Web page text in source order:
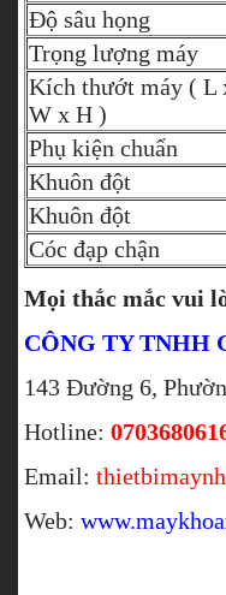
Độ sâu họng
Trọng lượng máy
Kích thướt máy ( L
W x H )
Phụ kiện chuẩn
Khuôn đột
Khuôn đột
Cóc đạp chận
Mọi thắc mắc vui
CÔNG TY TNHH
143 Đường 6,
Hotline:
Email:
Web: